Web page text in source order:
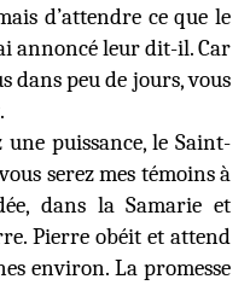
d’attendre ce que le
annoncé leur dit-il. Car
dans peu de jours, vous
puissance, le Saint-
serez mes témoins à
dans la Samarie et
Pierre obéit et attend
environ. La promesse